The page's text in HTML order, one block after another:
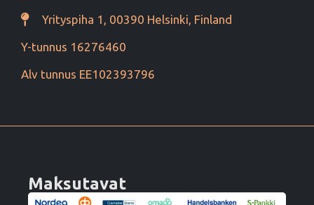
Yrityspiha 1, 00390 Helsinki, Finland
Y-tunnus 16276460
Alv tunnus EE102393796
Maksutavat